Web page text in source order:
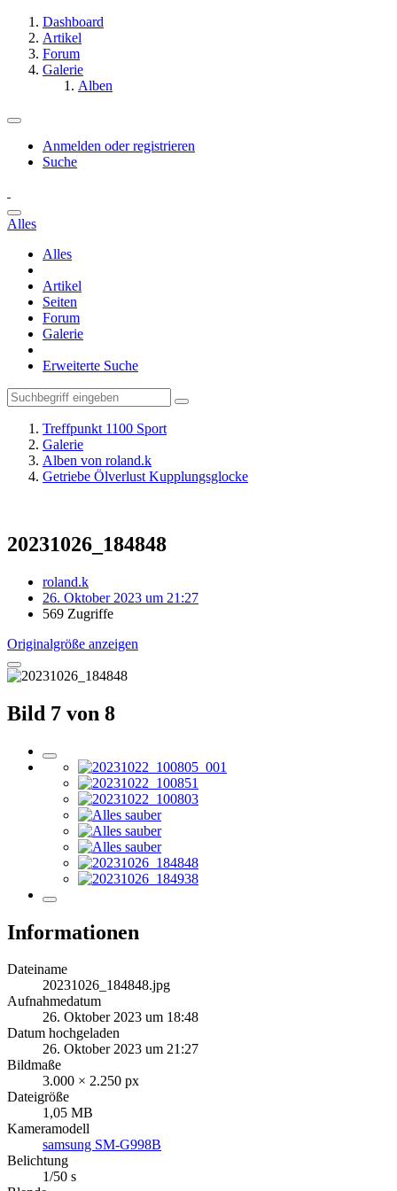
Dashboard
Artikel
Forum
Galerie
Alben
Anmelden oder registrieren
Suche
Alles
Alles
Artikel
Seiten
Forum
Galerie
Erweiterte Suche
Treffpunkt 1100 Sport
Galerie
Alben von roland.k
Getriebe Ölverlust Kupplungsglocke
20231026_184848
roland.k
26. Oktober 2023 um 21:27
569 Zugriffe
Originalgröße anzeigen
Bild 7 von 8
Informationen
Dateiname
20231026_184848.jpg
Aufnahmedatum
26. Oktober 2023 um 18:48
Datum hochgeladen
26. Oktober 2023 um 21:27
Bildmaße
3.000 × 2.250 px
Dateigröße
1,05 MB
Kameramodell
samsung SM-G998B
Belichtung
1/50 s